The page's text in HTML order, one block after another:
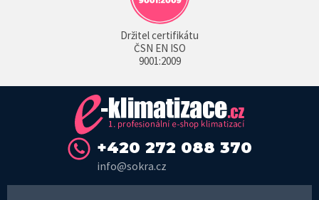
Držitel certifikátu
ČSN EN ISO
9001:2009
+420 272 088 370
info@sokra.cz